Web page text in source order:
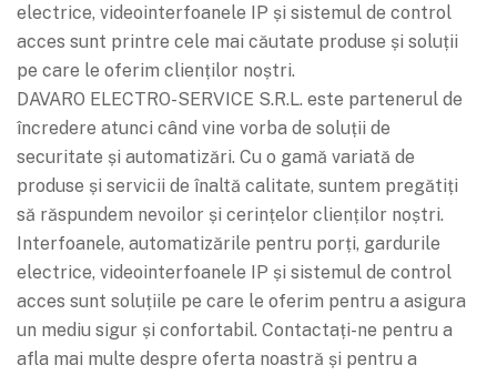
electrice, videointerfoanele IP și sistemul de control
acces sunt printre cele mai căutate produse și soluții
pe care le oferim clienților noștri.
DAVARO ELECTRO-SERVICE S.R.L. este partenerul de
încredere atunci când vine vorba de soluții de
securitate și automatizări. Cu o gamă variată de
produse și servicii de înaltă calitate, suntem pregătiți
să răspundem nevoilor și cerințelor clienților noștri.
Interfoanele, automatizările pentru porți, gardurile
electrice, videointerfoanele IP și sistemul de control
acces sunt soluțiile pe care le oferim pentru a asigura
un mediu sigur și confortabil. Contactați-ne pentru a
afla mai multe despre oferta noastră și pentru a